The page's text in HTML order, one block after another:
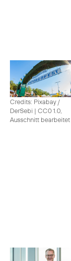
Credits: Pixabay /
DerSebi | CC0 1.0,
Ausschnitt bearbeitet